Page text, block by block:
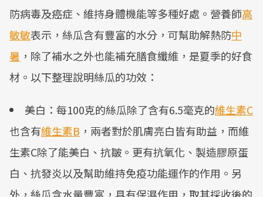
防病毒及癌症、維持身體機能等多種好處。營養師高
敏敏表示，絲瓜含有豐富的水分，可幫助解熱防中
暑 ，除了補水之外也能補充膳食纖維，是夏季的好食
材。以下整理說明絲瓜的功效：
美白：每100克的絲瓜除了含有6.5毫克的維生素C
也含有維生素B ，兩者對於肌膚亮白皆有助益，而維
生素C除了能美白、抗皺。更有抗氧化、製造膠原蛋
白、抗發炎以及幫助維持免疫功能運作的作用。另